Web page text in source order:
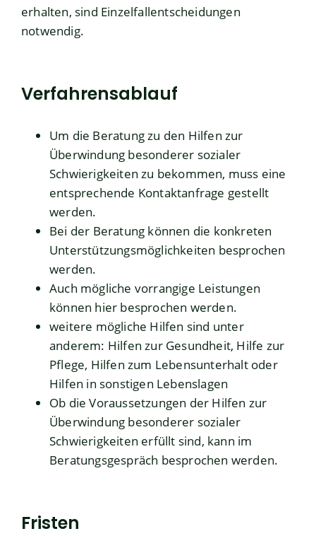
erhalten, sind Einzelfallentscheidungen
notwendig.
Verfahrensablauf
Um die Beratung zu den Hilfen zur
Überwindung besonderer sozialer
Schwierigkeiten zu bekommen, muss eine
entsprechende Kontaktanfrage gestellt
werden.
Bei der Beratung können die konkreten
Unterstützungsmöglichkeiten besprochen
werden.
Auch mögliche vorrangige Leistungen
können hier besprochen werden.
weitere mögliche Hilfen sind unter
anderem: Hilfen zur Gesundheit, Hilfe zur
Pflege, Hilfen zum Lebensunterhalt oder
Hilfen in sonstigen Lebenslagen
Ob die Voraussetzungen der Hilfen zur
Überwindung besonderer sozialer
Schwierigkeiten erfüllt sind, kann im
Beratungsgespräch besprochen werden.
Fristen